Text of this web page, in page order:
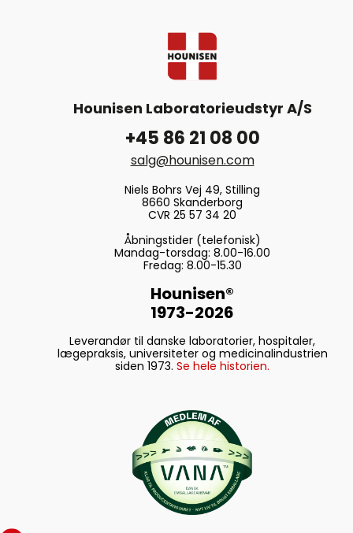
Hounisen Laboratorieudstyr A/S
+45 86 21 08 00
salg@hounisen.com
Niels Bohrs Vej 49, Stilling
8660 Skanderborg
CVR 25 57 34 20
Åbningstider (telefonisk)
Mandag-torsdag: 8.00-16.00
Fredag: 8.00-15.30
Hounisen®
1973-2026
Leverandør til danske laboratorier, hospitaler,
lægepraksis, universiteter og medicinalindustrien
siden 1973. Se hele historien.